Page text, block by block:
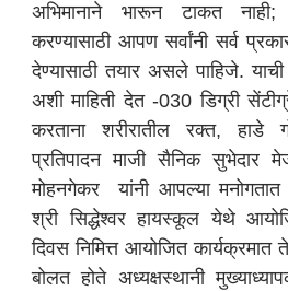
अभिमानाने भारून टाकत
करण्यासाठी आपण सर्वांनी सर्व
देण्यासाठी तयार असले पाहिजे.
अशी माहिती देत -030 डिग्री
करताना शरीरातील रक्त, हाडे
प्रतिपादन माजी सैनिक सुभेदार
मोहनगेकर यांनी आपल्या
श्री सिद्धेश्वर हायस्कूल येथे
दिवस निमित्त आयोजित
बोलत होते अध्यक्षस्थानी